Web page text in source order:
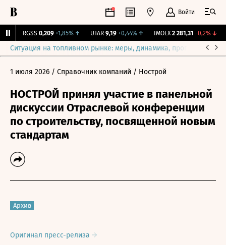
Войти
RGSS 0,209 +1,85%↑ UTAR 9,19 +0,44%↑ IMOEX 2 281,31 -0,2%↓
Ситуация на топливном рынке: меры, динамика, прогнозы
1 июля 2026 / Справочник компаний / Нострой
НОСТРОЙ принял участие в панельной
дискуссии Отраслевой конференции
по строительству, посвященной новым
стандартам
Архив
Оригинал пресс-релиза